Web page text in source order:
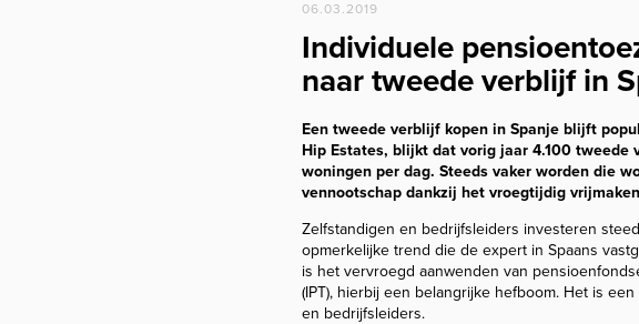
06.03.2019
Individuele
naar tweede verblijf in
Een tweede verblijf kopen in Spanje blijft
Hip Estates, blijkt dat vorig jaar 4.100
woningen per dag. Steeds vaker worden die
vennootschap dankzij het vroegtijdig
Zelfstandigen en bedrijfsleiders investeren
opmerkelijke trend die de expert in Spaans
is het vervroegd aanwenden van
(IPT), hierbij een belangrijke hefboom. Het is
en bedrijfsleiders.